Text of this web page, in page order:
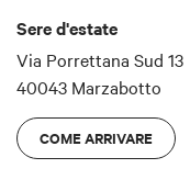
Sere d'estate
Via Porrettana Sud 13
40043 Marzabotto
COME ARRIVARE